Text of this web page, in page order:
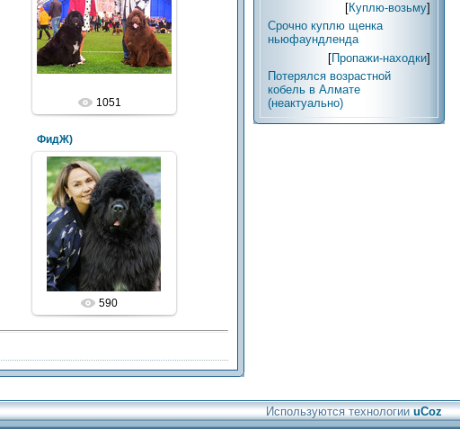
1051
ФидЖ)
590
[Куплю-возьму]
Срочно куплю щенка
ньюфаундленда
[Пропажи-находки]
Потерялся возрастной
кобель в Алмате
(неактуально)
Используются технологииuCoz